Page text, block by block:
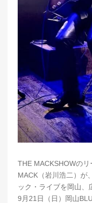
THE MACKSHOWの
MACK（岩川浩二）が
ック・ライブを岡山、
9月21日（日）岡山